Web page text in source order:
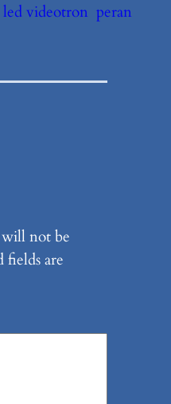
videotron peran
will not be
fields are